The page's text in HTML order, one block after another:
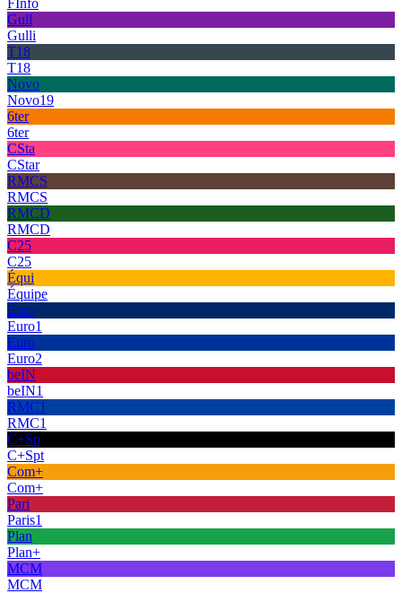
Gull
Gulli
T18
T18
Novo
Novo19
6ter
6ter
CSta
CStar
RMCS
RMCS
RMCD
RMCD
C25
C25
Équi
Équipe
Euro
Euro1
Euro
Euro2
beIN
beIN1
RMC1
RMC1
C+Sp
C+Spt
Com+
Com+
Pari
Paris1
Plan
Plan+
MCM
MCM